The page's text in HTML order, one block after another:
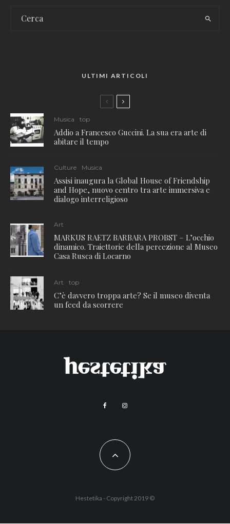
ULTIMI ARTICOLI
Musica top
Addio a Francesco Guccini. La sua era arte di
abitare il tempo
Culture Musica
Assisi inaugura la Global House of Friendship
and Hope, nuovo centro tra arte immersiva e
dialogo interreligioso
Art
MARKUS RAETZ BARBARA PROBST – L’occhio
dinamico. Traiettorie della percezione al Museo
Casa Rusca di Locarno
Art top
C’è davvero troppa arte? Se il museo diventa
un feed da scorrere
Hestetika - Copyright 2019 ©